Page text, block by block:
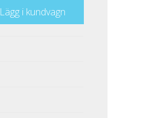
Lägg i kundvagn